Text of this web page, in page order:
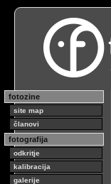
fotozine
site map
članovi
fotografija
odkritje
kalibracija
galerije